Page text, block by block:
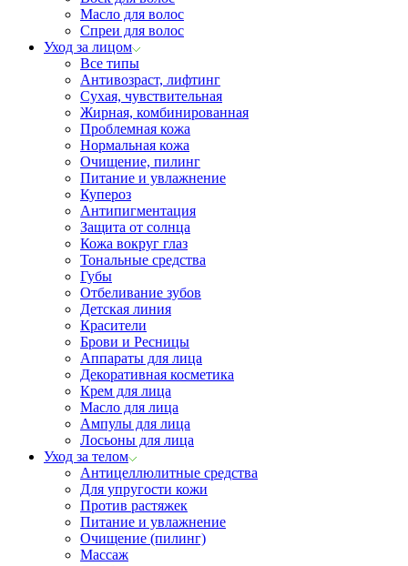
Масло для волос
Спреи для волос
Уход за лицом
Все типы
Антивозраст, лифтинг
Сухая, чувствительная
Жирная, комбинированная
Проблемная кожа
Нормальная кожа
Очищение, пилинг
Питание и увлажнение
Купероз
Антипигментация
Защита от солнца
Кожа вокруг глаз
Тональные средства
Губы
Отбеливание зубов
Детская линия
Красители
Брови и Ресницы
Аппараты для лица
Декоративная косметика
Крем для лица
Масло для лица
Ампулы для лица
Лосьоны для лица
Уход за телом
Антицеллюлитные средства
Для упругости кожи
Против растяжек
Питание и увлажнение
Очищение (пилинг)
Массаж